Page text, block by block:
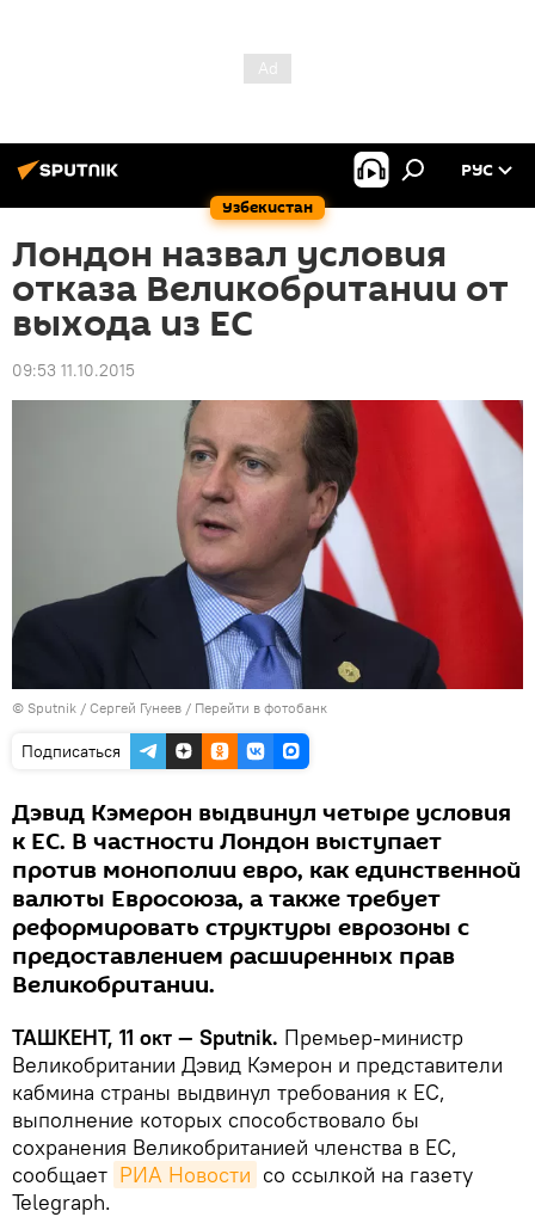
Узбекистан
РУС
Лондон назвал условия
отказа Великобритании от
выхода из ЕС
09:53 11.10.2015
© Sputnik / Сергей Гунеев / Перейти в фотобанк
Подписаться
Дэвид Кэмерон выдвинул четыре условия
к ЕС. В частности Лондон выступает
против монополии евро, как единственной
валюты Евросоюза, а также требует
реформировать структуры еврозоны с
предоставлением расширенных прав
Великобритании.
ТАШКЕНТ, 11 окт — Sputnik. Премьер-министр
Великобритании Дэвид Кэмерон и представители
кабмина страны выдвинул требования к ЕС,
выполнение которых способствовало бы
сохранения Великобританией членства в ЕС,
сообщает РИА Новости со ссылкой на газету
Telegraph.